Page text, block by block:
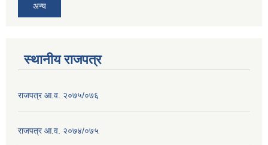
अन्य
स्थानीय राजपत्र
राजपत्र आ.व. २०७५/०७६
राजपत्र आ.व. २०७४/०७५